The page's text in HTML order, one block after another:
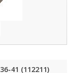
41 (112211)